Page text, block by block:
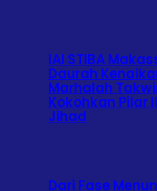
IAI STIBA
Daurah
Marhalah
Kokohkan Pilar
Jihad
Dari Fase